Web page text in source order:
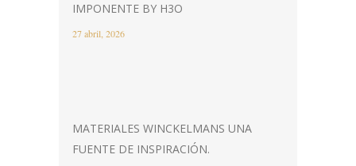
IMPONENTE BY H3O
27 abril, 2026
MATERIALES WINCKELMANS UNA
FUENTE DE INSPIRACIÓN.